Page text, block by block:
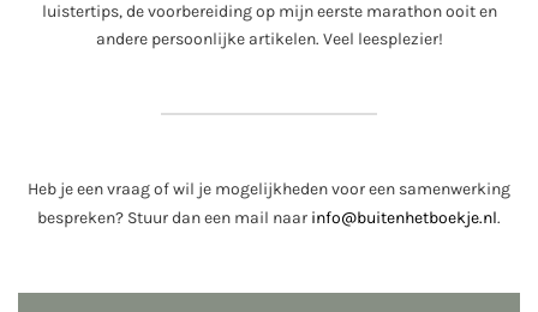
luistertips, de voorbereiding op mijn eerste marathon ooit en
andere persoonlijke artikelen. Veel leesplezier!
Heb je een vraag of wil je mogelijkheden voor een samenwerking
bespreken? Stuur dan een mail naar info@buitenhetboekje.nl.